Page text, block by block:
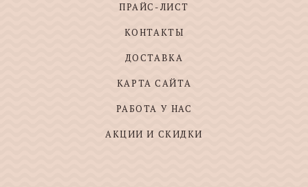
ПРАЙС-ЛИСТ
КОНТАКТЫ
ДОСТАВКА
КАРТА САЙТА
РАБОТА У НАС
АКЦИИ И СКИДКИ